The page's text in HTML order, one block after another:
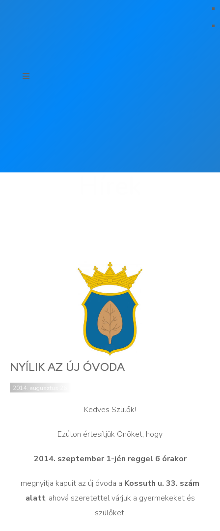
NYÍLIK AZ ÚJ ÓVODA
2014. augusztus 26.
Kedves Szülők!
Ezúton értesítjük Önöket, hogy
2014. szeptember 1-jén reggel 6 órakor
megnyitja kapuit az új óvoda a Kossuth u. 33. szám
alatt, ahová szeretettel várjuk a gyermekeket és
szülőket.